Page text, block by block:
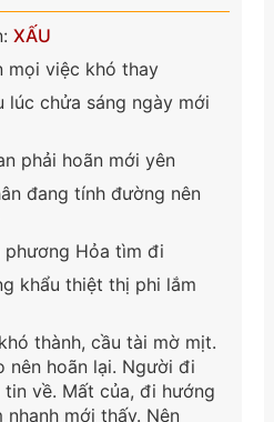
XẤU
mọi việc khó thay
lúc chửa sáng ngày mới
phải hoãn mới yên
đang tính đường nên
phương Hỏa tìm đi
khẩu thiệt thị phi lắm
thành, cầu tài mờ mịt.
nên hoãn lại. Người đi
về. Mất của, đi hướng
nhanh mới thấy. Nên